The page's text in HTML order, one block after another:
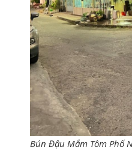
Bún Đậu Mắm Tôm Phố